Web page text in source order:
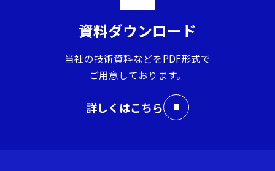
資料ダウンロード
当社の技術資料などをPDF形式で
ご用意しております。
詳しくはこちら